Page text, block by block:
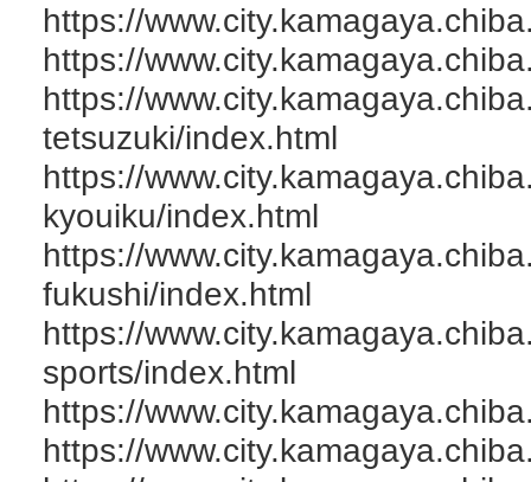
https://
https://
https://
tetsuzuki/index.html
https://
kyouiku/index.html
https://
fukushi/index.html
https://
sports/index.html
https://
https://